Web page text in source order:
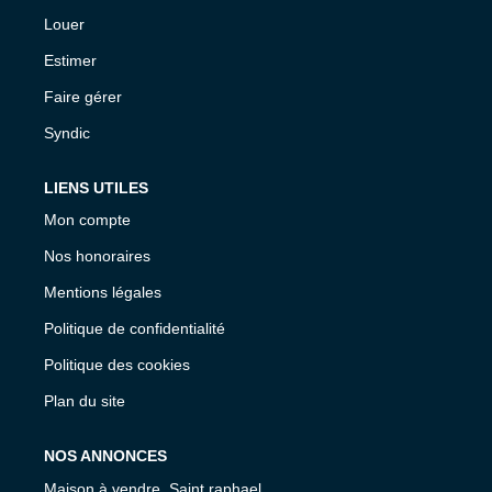
Louer
Estimer
Faire gérer
Syndic
LIENS UTILES
Mon compte
Nos honoraires
Mentions légales
Politique de confidentialité
Politique des cookies
Plan du site
NOS ANNONCES
Maison à vendre, Saint raphael